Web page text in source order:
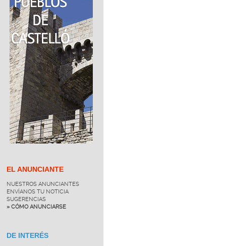
EL ANUNCIANTE
NUESTROS ANUNCIANTES
ENVÍANOS TU NOTICIA
SUGERENCIAS
» CÓMO ANUNCIARSE
DE INTERÉS